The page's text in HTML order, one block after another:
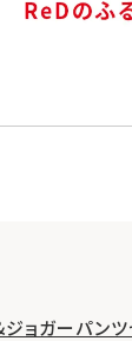
ョガーパン